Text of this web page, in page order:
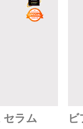
セラム